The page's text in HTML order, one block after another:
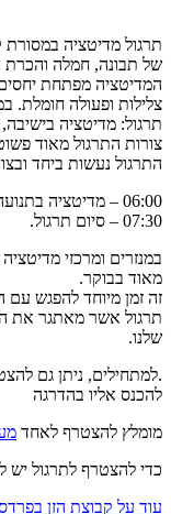
תרגול מדיטציה במסורת
של תבונה, חמלה והכרת
המדיטציה מפתחת יחסים
צלילות ופעולה חומלת.
תרגול: מדיטציה
צורות התרגול מאוד
התרגול נעשות ביחד
06:00 – מדיטציה בתנועה, בישיבה ובשירה.
07:30 – סיום תרגול.
במנזרים ומרכזי
מאוד בבוקר.
זה זמן מיוחד להפגש עם
תרגול אשר מאתגר את
שלנו.
.למתחילים, ניתן גם
להכנס אליו בהדרגה
מומלץ להצטרף לאחד
כדי להצטרף לתרגול יש
עוד על קבוצת הזן